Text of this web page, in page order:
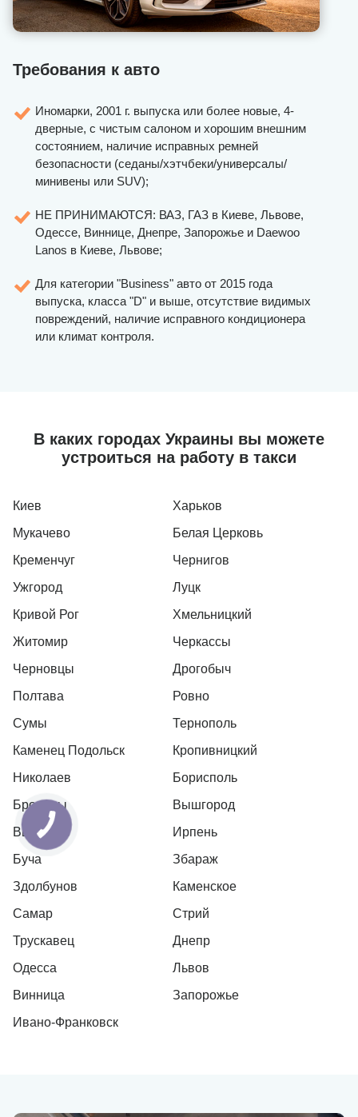
Требования к авто
Иномарки, 2001 г. выпуска или более новые, 4-
дверные, с чистым салоном и хорошим внешним
состоянием, наличие исправных ремней
безопасности (седаны/хэтчбеки/универсалы/
минивены или SUV);
НЕ ПРИНИМАЮТСЯ: ВАЗ, ГАЗ в Киеве, Львове,
Одессе, Виннице, Днепре, Запорожье и Daewoo
Lanos в Киеве, Львове;
Для категории "Business" авто от 2015 года
выпуска, класса "D" и выше, отсутствие видимых
повреждений, наличие исправного кондиционера
или климат контроля.
В каких городах Украины вы можете
устроиться на работу в такси
Киев
Харьков
Мукачево
Белая Церковь
Кременчуг
Чернигов
Ужгород
Луцк
Кривой Рог
Хмельницкий
Житомир
Черкассы
Черновцы
Дрогобыч
Полтава
Ровно
Сумы
Тернополь
Каменец Подольск
Кропивницкий
Николаев
Борисполь
Бровары
Вышгород
Вышневе
Ирпень
Буча
Збараж
Здолбунов
Каменское
Самар
Стрий
Трускавец
Днепр
Одесса
Львов
Винница
Запорожье
Ивано-Франковск